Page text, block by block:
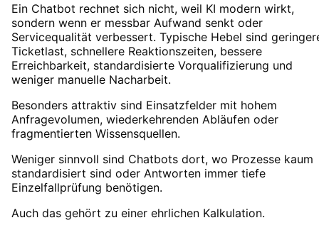
Ein Chatbot rechnet sich nicht, weil KI modern wirkt,
sondern wenn er messbar Aufwand senkt oder
Servicequalität verbessert. Typische Hebel sind
Ticketlast, schnellere Reaktionszeiten, bessere
Erreichbarkeit, standardisierte Vorqualifizierung und
weniger manuelle Nacharbeit.
Besonders attraktiv sind Einsatzfelder mit hohem
Anfragevolumen, wiederkehrenden Abläufen oder
fragmentierten Wissensquellen.
Weniger sinnvoll sind Chatbots dort, wo Prozesse kaum
standardisiert sind oder Antworten immer tiefe
Einzelfallprüfung benötigen.
Auch das gehört zu einer ehrlichen Kalkulation.